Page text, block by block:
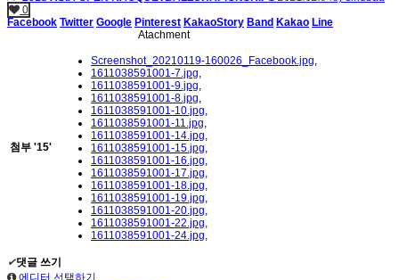
0
Facebook Twitter Google Pinterest KakaoStory Band Kakao Line
Atachment
첨부 '15'
Screenshot_20210119-160026_Facebook.jpg,
1611038591001-7.jpg,
1611038591001-9.jpg,
1611038591001-8.jpg,
1611038591001-10.jpg,
1611038591001-11.jpg,
1611038591001-14.jpg,
1611038591001-15.jpg,
1611038591001-16.jpg,
1611038591001-17.jpg,
1611038591001-18.jpg,
1611038591001-19.jpg,
1611038591001-20.jpg,
1611038591001-22.jpg,
1611038591001-24.jpg,
✔댓글 쓰기
에디터 선택하기